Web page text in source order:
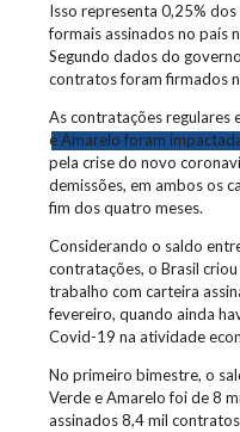
Isso representa 0,25%
formais assinados no país
Segundo dados do
contratos foram firmados
As contratações regulares
e Amarelo foram
pela crise do novo
demissões, em ambos os
fim dos quatro meses.
Considerando o saldo
contratações, o Brasil
trabalho com carteira
fevereiro, quando ainda
Covid-19 na atividade
No primeiro bimestre, o
Verde e Amarelo foi de 8
assinados 8,4 mil